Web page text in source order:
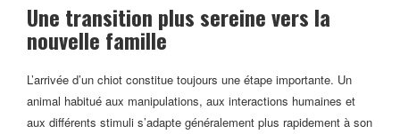
Une transition plus sereine vers la
nouvelle famille
L’arrivée d’un chiot constitue toujours une étape importante. Un
animal habitué aux manipulations, aux interactions humaines et
aux différents stimuli s’adapte généralement plus rapidement à son